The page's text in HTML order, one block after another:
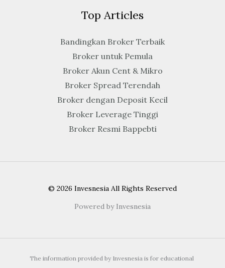
Top Articles
Bandingkan Broker Terbaik
Broker untuk Pemula
Broker Akun Cent & Mikro
Broker Spread Terendah
Broker dengan Deposit Kecil
Broker Leverage Tinggi
Broker Resmi Bappebti
© 2026 Invesnesia All Rights Reserved
Powered by Invesnesia
The information provided by Invesnesia is for educational